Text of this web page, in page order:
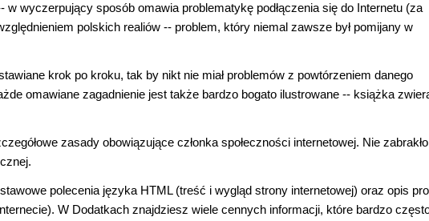
w wyczerpujący sposób omawia problematykę podłączenia się do Internetu (za
polskich realiów -- problem, który niemal zawsze był pomijany w
krok po kroku, tak by nikt nie miał problemów z powtórzeniem danego
omawiane zagadnienie jest także bardzo bogato ilustrowane -- książka
zasady obowiązujące członka społeczności internetowej. Nie
polecenia języka HTML (treść i wygląd strony internetowej) oraz opis
W Dodatkach znajdziesz wiele cennych informacji, które bardzo